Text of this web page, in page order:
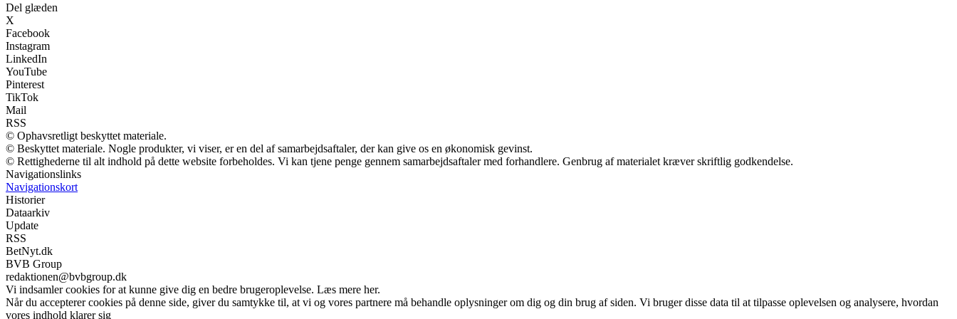
Del glæden
X
Facebook
Instagram
LinkedIn
YouTube
Pinterest
TikTok
Mail
RSS
© Ophavsretligt beskyttet materiale.
© Beskyttet materiale. Nogle produkter, vi viser, er en del af samarbejdsaftaler, der kan give os en økonomisk gevinst.
© Rettighederne til alt indhold på dette website forbeholdes. Vi kan tjene penge gennem samarbejdsaftaler med forhandlere. Genbrug af materialet kræver skriftlig godkendelse.
Navigationslinks
Navigationskort
Historier
Dataarkiv
Update
RSS
BetNyt.dk
BVB Group
redaktionen@bvbgroup.dk
Vi indsamler cookies for at kunne give dig en bedre brugeroplevelse. Læs mere her.
Når du accepterer cookies på denne side, giver du samtykke til, at vi og vores partnere må behandle oplysninger om dig og din brug af siden. Vi bruger disse data til at tilpasse oplevelsen og analysere, hvordan
vores indhold klarer sig